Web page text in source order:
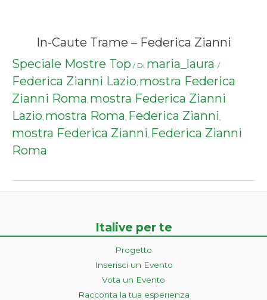
In-Caute Trame – Federica Zianni
Speciale Mostre Top / Di maria_laura /
Federica Zianni Lazio, mostra Federica
Zianni Roma, mostra Federica Zianni
Lazio, mostra Roma, Federica Zianni,
mostra Federica Zianni, Federica Zianni
Roma
Italive per te
Progetto
Inserisci un Evento
Vota un Evento
Racconta la tua esperienza